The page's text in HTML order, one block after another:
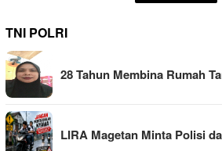
TNI POLRI
28 Tahun Membina Rumah
LIRA Magetan Minta Polisi